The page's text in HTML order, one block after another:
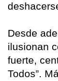
Desde
ilusionan
fuerte,
Todos”.